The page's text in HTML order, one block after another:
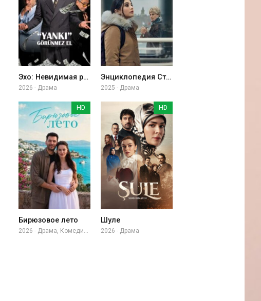
Эхо: Невидимая рука
2026 - Драма
Энциклопедия Стамбула
2025 - Драма
HD
Бирюзовое лето
2026 - Драма, Комедия, Приключение
HD
Шуле
2026 - Драма